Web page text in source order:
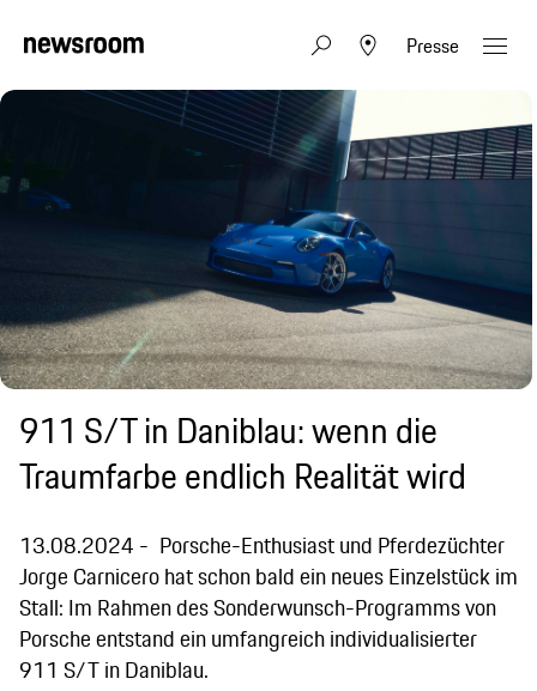
Presse
911 S/T in Daniblau: wenn die
Traumfarbe endlich Realität wird
13.08.2024
Porsche-Enthusiast und Pferdezüchter
Jorge Carnicero hat schon bald ein neues Einzelstück im
Stall: Im Rahmen des Sonderwunsch-Programms von
Porsche entstand ein umfangreich individualisierter
911 S/T in Daniblau.​​​​